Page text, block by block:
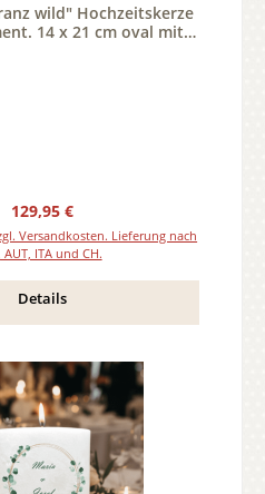
wild" Hochzeitskerze
14 x 21 cm oval mit
Regulärer Preis:
129,95 €
Versandkosten. Lieferung nach
AUT, ITA und CH.
Details